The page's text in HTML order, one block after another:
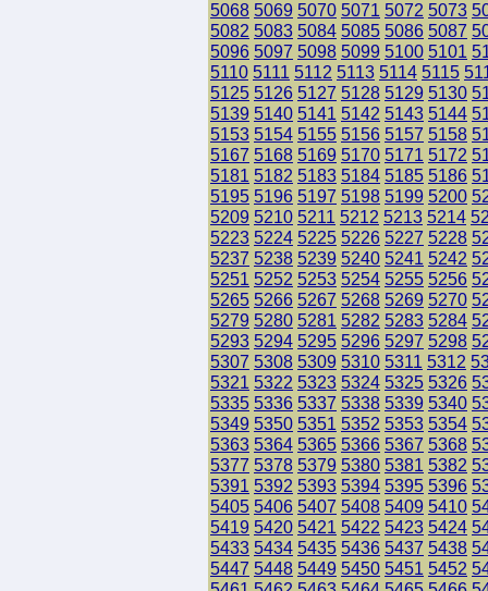
5068 5069 5070 5071 5072 5073
5082 5083 5084 5085 5086 5087
5096 5097 5098 5099 5100 5101
5110 5111 5112 5113 5114 5115
5125 5126 5127 5128 5129 5130
5139 5140 5141 5142 5143 5144
5153 5154 5155 5156 5157 5158
5167 5168 5169 5170 5171 5172
5181 5182 5183 5184 5185 5186
5195 5196 5197 5198 5199 5200
5209 5210 5211 5212 5213 5214
5223 5224 5225 5226 5227 5228
5237 5238 5239 5240 5241 5242
5251 5252 5253 5254 5255 5256
5265 5266 5267 5268 5269 5270
5279 5280 5281 5282 5283 5284
5293 5294 5295 5296 5297 5298
5307 5308 5309 5310 5311 5312
5321 5322 5323 5324 5325 5326
5335 5336 5337 5338 5339 5340
5349 5350 5351 5352 5353 5354
5363 5364 5365 5366 5367 5368
5377 5378 5379 5380 5381 5382
5391 5392 5393 5394 5395 5396
5405 5406 5407 5408 5409 5410
5419 5420 5421 5422 5423 5424
5433 5434 5435 5436 5437 5438
5447 5448 5449 5450 5451 5452